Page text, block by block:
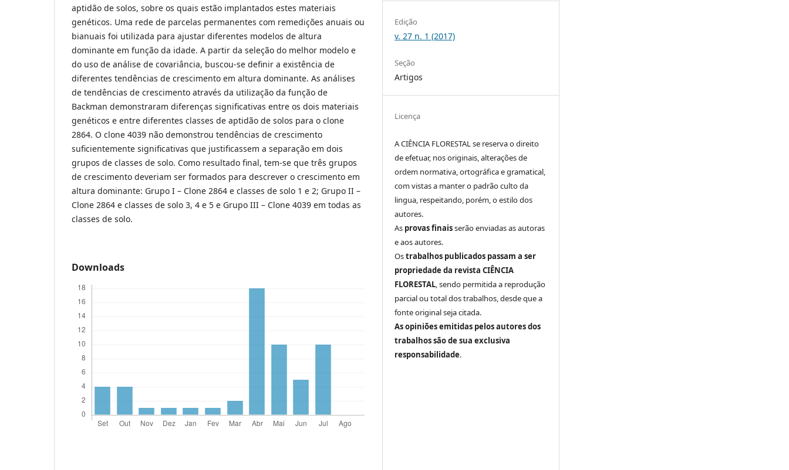
aptidão de solos, sobre os quais estão implantados estes materiais
genéticos. Uma rede de parcelas permanentes com remedições anuais ou
bianuais foi utilizada para ajustar diferentes modelos de altura
dominante em função da idade. A partir da seleção do melhor modelo e
do uso de análise de covariância, buscou-se definir a existência de
diferentes tendências de crescimento em altura dominante. As análises
de tendências de crescimento através da utilização da função de
Backman demonstraram diferenças significativas entre os dois materiais
genéticos e entre diferentes classes de aptidão de solos para o clone
2864. O clone 4039 não demonstrou tendências de crescimento
suficientemente significativas que justificassem a separação em dois
grupos de classes de solo. Como resultado final, tem-se que três grupos
de crescimento deveriam ser formados para descrever o crescimento em
altura dominante: Grupo I – Clone 2864 e classes de solo 1 e 2; Grupo II –
Clone 2864 e classes de solo 3, 4 e 5 e Grupo III – Clone 4039 em todas as
classes de solo.
Downloads
Edição
v. 27 n. 1 (2017)
Seção
Artigos
Licença
A CIÊNCIA FLORESTAL se reserva o direito
de efetuar, nos originais, alterações de
ordem normativa, ortográfica e gramatical,
com vistas a manter o padrão culto da
lingua, respeitando, porém, o estilo dos
autores.
As provas finaisserão enviadas as autoras
e aos autores.
Ostrabalhos publicados passam a ser
propriedade da revista CIÊNCIA
FLORESTAL, sendo permitida a reprodução
parcial ou total dos trabalhos, desde que a
fonte original seja citada.
As opiniões emitidas pelos autores dos
trabalhos são de sua exclusiva
responsabilidade.